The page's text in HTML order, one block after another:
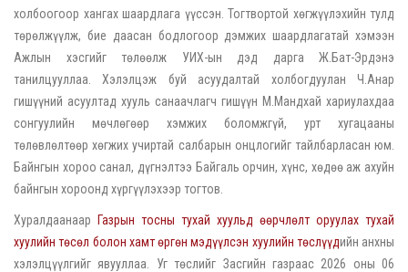
холбоогоор хангах шаардлага үүссэн. Тогтвортой хөгжүүлэхийн тулд
төрөлжүүлж, бие даасан бодлогоор дэмжих шаардлагатай хэмээн
Ажлын хэсгийг төлөөлж УИХ-ын дэд дарга Ж.Бат-Эрдэнэ
танилцууллаа. Хэлэлцэж буй асуудалтай холбогдуулан Ч.Анар
гишүүний асуултад хууль санаачлагч гишүүн М.Мандхай хариулахдаа
сонгуулийн мөчлөгөөр хэмжих боломжгүй, урт хугацааны
төлөвлөлтөөр хөгжих учиртай салбарын онцлогийг тайлбарласан юм.
Байнгын хороо санал, дүгнэлтээ Байгаль орчин, хүнс, хөдөө аж ахуйн
байнгын хороонд хүргүүлэхээр тогтов.
Хуралдаанаар
Газрын тосны тухай хуульд өөрчлөлт оруулах тухай
хуулийн төсөл болон хамт өргөн мэдүүлсэн хуулийн төслүүдийн анхны
хэлэлцүүлгийг явууллаа. Уг төслийг Засгийн газраас 2026 оны 06